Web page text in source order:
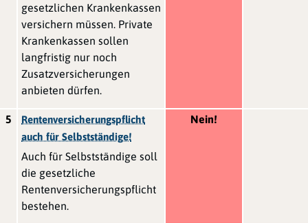
gesetzlichen Krankenkassen
versichern müssen. Private
Krankenkassen sollen
langfristig nur noch
Zusatzversicherungen
anbieten dürfen.
5
Rentenversicherungspflicht
auch für Selbstständige!
Auch für Selbstständige soll
die gesetzliche
Rentenversicherungspflicht
bestehen.
Nein!